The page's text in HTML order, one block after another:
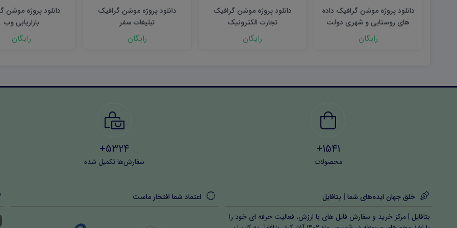
دانلود پروژه موشن گرافیک داده
های روستایی و شهری دولت
رایگان
دانلود پروژه موشن گرافیک
تجارت الکترونیک
رایگان
دانلود پروژه موشن گرافیک
تبلیغات سفر
رایگان
دانلود پروژه موشن
بازاریابی وب
رایگان
1541+
محصولات
5324+
سفارش‌ها تکمیل شده
خلق جهان ایده‌های شما | بتافایل
بتافایل | مرکز خرید و سفارش فایل های با ارزش، فعالیت حرفه ای خود را
اعتماد شما افتخار ماست